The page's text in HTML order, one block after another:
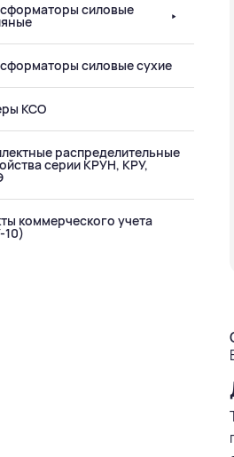
силовые
силовые сухие
КСО
распределительные
серии КРУН, КРУ,
коммерческого учета
10)